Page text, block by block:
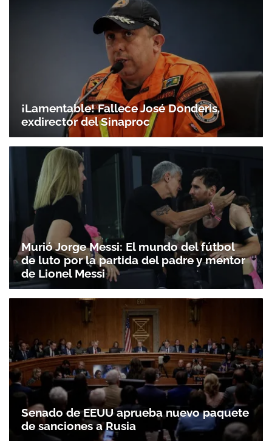
¡Lamentable! Fallece José Donderis,
exdirector del Sinaproc
Murió Jorge Messi: El mundo del fútbol
de luto por la partida del padre y mentor
de Lionel Messi
Senado de EEUU aprueba nuevo paquete
de sanciones a Rusia